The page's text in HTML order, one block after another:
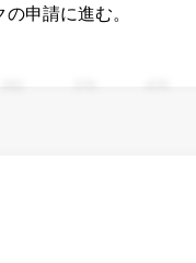
申請に進む。